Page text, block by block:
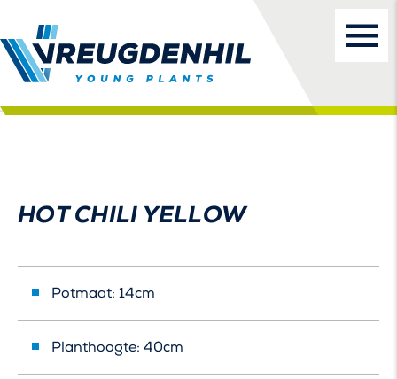
HOT CHILI YELLOW
Potmaat: 14cm
Planthoogte: 40cm